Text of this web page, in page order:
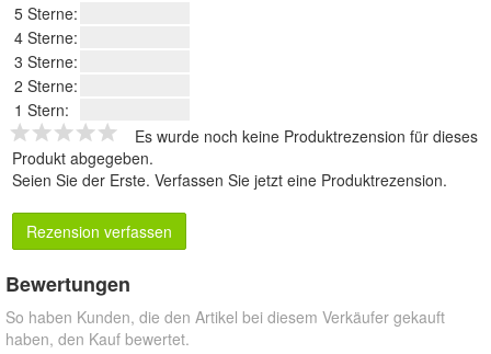
5 Sterne:
4 Sterne:
3 Sterne:
2 Sterne:
1 Stern:
Es wurde noch keine Produktrezension für dieses
Produkt abgegeben.
Seien Sie der Erste. Verfassen Sie jetzt eine Produktrezension.
Rezension verfassen
Bewertungen
So haben Kunden, die den Artikel bei diesem Verkäufer gekauft
haben, den Kauf bewertet.